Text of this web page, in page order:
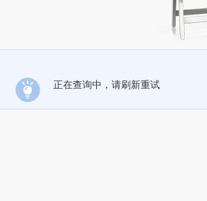
正在查询中，请刷新重试